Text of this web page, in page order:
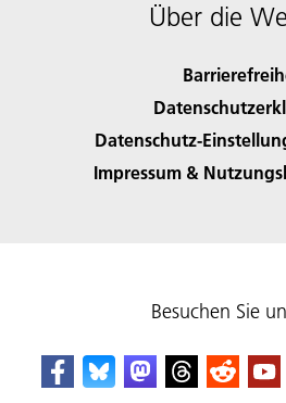
Über die
Datenschutz-
Impressum &
Besuchen Sie